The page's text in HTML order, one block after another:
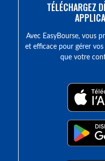
TÉLÉCHARGEZ
Avec EasyBourse, vous
et efficace pour gérer
que votre